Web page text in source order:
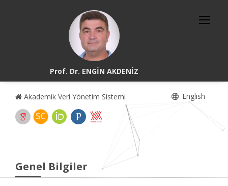
Prof. Dr. ENGİN AKDENİZ
Akademik Veri Yönetim Sistemi English
Genel Bilgiler